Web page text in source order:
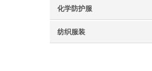
化学防护服
纺织服装